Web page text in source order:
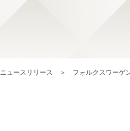
ニュースリリース フォルクスワーゲ